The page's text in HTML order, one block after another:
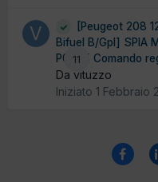
11
[Peugeot 208
Bifuel B/Gpl] SPIA
P0945 Comando
Da vituzzo
Iniziato 1 Febbraio